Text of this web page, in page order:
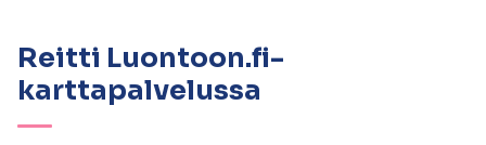
Reitti Luontoon.fi-
karttapalvelussa